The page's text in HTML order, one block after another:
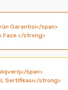
Yorum Yaz
tarafımıza
için teşekkür
kalitesiz, bozuk veya
eksik bilgiler